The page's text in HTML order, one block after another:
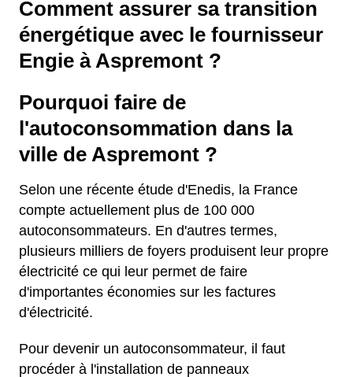
Comment assurer sa transition
énergétique avec le fournisseur
Engie à Aspremont ?
Pourquoi faire de
l'autoconsommation dans la
ville de Aspremont ?
Selon une récente étude d'Enedis, la France
compte actuellement plus de 100 000
autoconsommateurs. En d'autres termes,
plusieurs milliers de foyers produisent leur propre
électricité ce qui leur permet de faire
d'importantes économies sur les factures
d'électricité.
Pour devenir un autoconsommateur, il faut
procéder à l'installation de panneaux